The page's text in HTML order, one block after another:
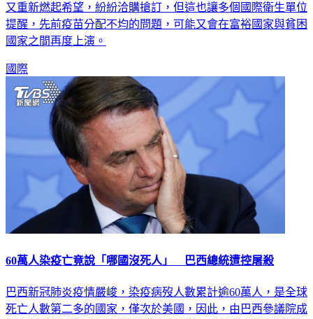
納皮拉韋（molnupiravir），讓全球各國對於終結疫情的目標
又重新燃起希望，紛紛洽購搶訂，但這也讓多個國際衛生單位
提醒，先前疫苗分配不均的問題，可能又會在富裕國家與貧困
國際
巴西新冠肺炎疫情嚴峻，染疫病歿人數累計逾60萬人，是全球